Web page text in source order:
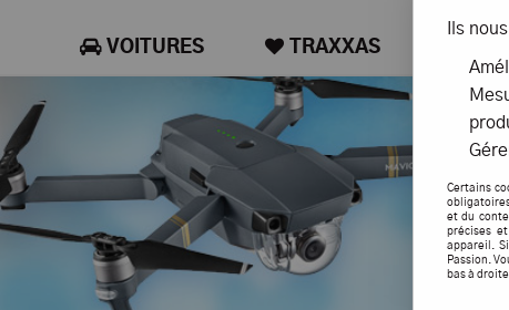
VOITURES TRAXXAS
Ils
Certains
et du
précises
appareil.
Passion.
bas à